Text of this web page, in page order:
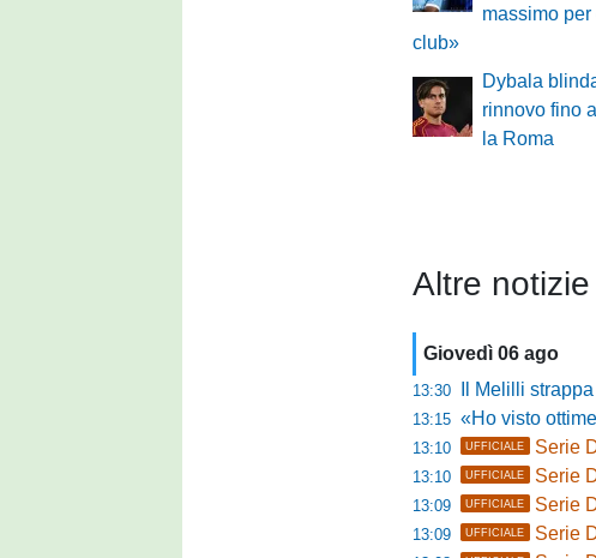
massimo per
club»
Dybala
rinnovo fino
la Roma
Altre notizie
Giovedì 06 ago
13:30 Il Melilli strappa
13:15 «Ho visto ottime cose
13:10 UFFICIALE Serie
13:10 UFFICIALE Serie
13:09 UFFICIALE Serie
13:09 UFFICIALE Serie